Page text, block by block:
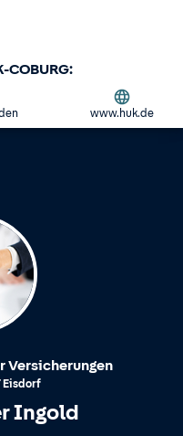
COBURG:
www.huk.de
Versicherungen
Eisdorf
Ingold